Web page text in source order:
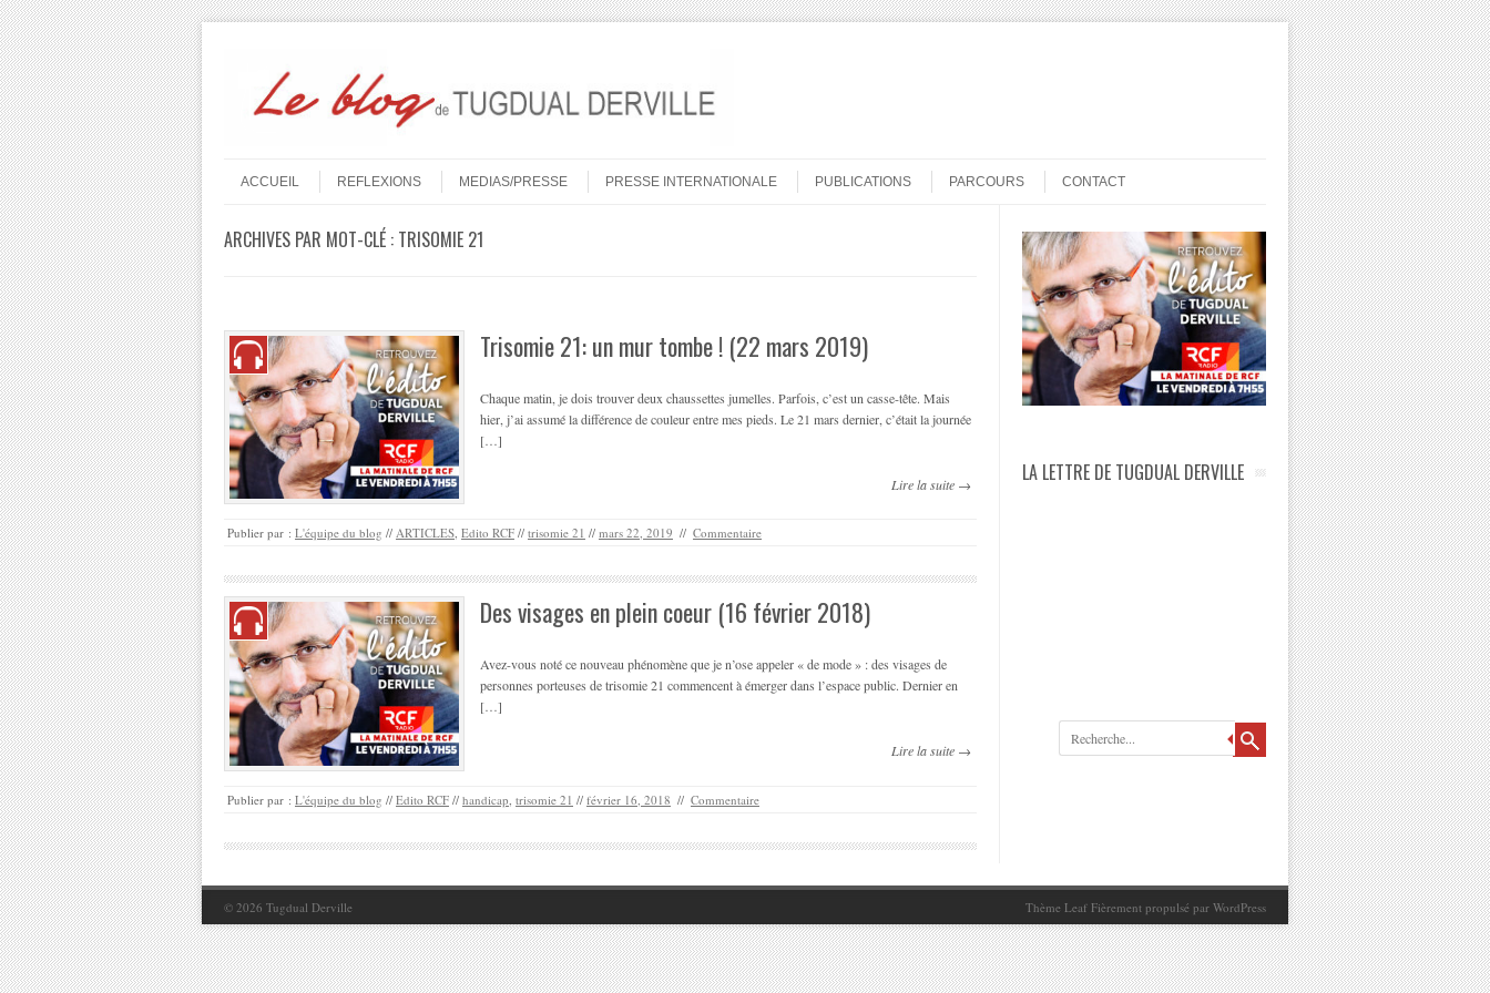
Menu
ACCUEIL
REFLEXIONS MEDIAS/PRESSE PRESSE INTERNATIONALE PUBLICATIONS PARCOURS CONTACT
ARCHIVES PAR MOT-CLÉ : TRISOMIE 21
Trisomie 21: un mur tombe ! (22 mars 2019)
Chaque matin, je dois trouver deux chaussettes jumelles. Parfois, c’est un casse-tête. Mais
hier, j’ai assumé la différence de couleur entre mes pieds. Le 21 mars dernier, c’était la journée
[…]
Lire la suite →
Publier par : L'équipe du blog // ARTICLES, Edito RCF // trisomie 21 // mars 22, 2019 // Commentaire
Des visages en plein coeur (16 février 2018)
Avez-vous noté ce nouveau phénomène que je n’ose appeler « de mode » : des visages de
personnes porteuses de trisomie 21 commencent à émerger dans l’espace public. Dernier en
[…]
Lire la suite →
Publier par : L'équipe du blog // Edito RCF // handicap trisomie 21 // février 16, 2018 // Commentaire
LA LETTRE DE TUGDUAL DERVILLE
Recherche
© 2026 Tugdual Derville Thème Leaf Fièrement propulsé par WordPress